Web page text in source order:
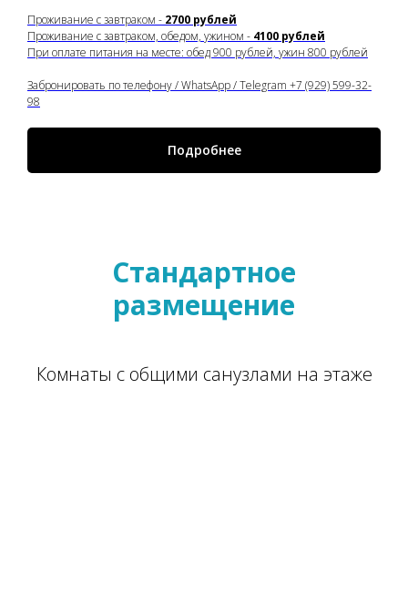
Проживание с завтраком - 2700 рублей
Проживание с завтраком, обедом, ужином - 4100 рублей
При оплате питания на месте: обед 900 рублей, ужин 800 рублей
Забронировать по телефону / WhatsApp / Telegram +7 (929) 599-32-
98
Подробнее
Стандартное
размещение
Комнаты с общими санузлами на этаже